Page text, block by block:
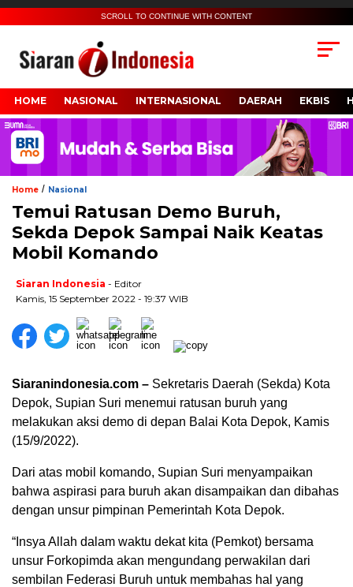
SCROLL TO CONTINUE WITH CONTENT
HOME NASIONAL INTERNASIONAL DAERAH EKBIS
Home / Nasional
Temui Ratusan Demo Buruh,
Sekda Depok Sampai Naik Keatas
Mobil Komando
Siaran Indonesia - Editor
Kamis, 15 September 2022 - 19:37 WIB
Siaranindonesia.com – Sekretaris Daerah (Sekda) Kota
Depok, Supian Suri menemui ratusan buruh yang
melakukan aksi demo di depan Balai Kota Depok, Kamis
(15/9/2022).
Dari atas mobil komando, Supian Suri menyampaikan
bahwa aspirasi para buruh akan disampaikan dan dibahas
dengan unsur pimpinan Pemerintah Kota Depok.
“Insya Allah dalam waktu dekat kita (Pemkot) bersama
unsur Forkopimda akan mengundang perwakilan dari
sembilan Federasi Buruh untuk membahas hal yang